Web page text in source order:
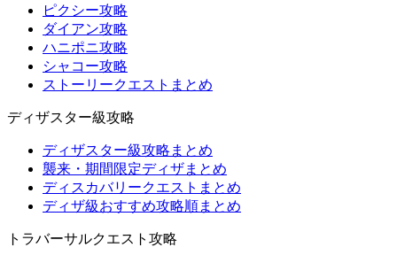
ピクシー攻略
ダイアン攻略
ハニポニ攻略
シャコー攻略
ストーリークエストまとめ
ディザスター級攻略
ディザスター級攻略まとめ
襲来・期間限定ディザまとめ
ディスカバリークエストまとめ
ディザ級おすすめ攻略順まとめ
トラバーサルクエスト攻略